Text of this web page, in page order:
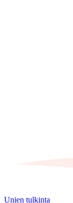
Unien tulkinta